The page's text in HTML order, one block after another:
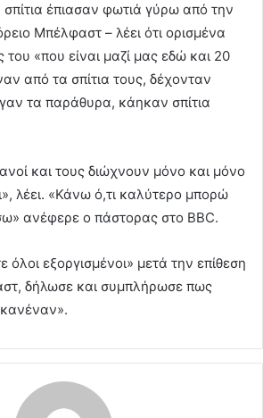
έπιασαν φωτιά γύρω από την
Μπέλφαστ – λέει ότι ορισμένα
του «που είναι μαζί μας εδώ και 20
από τα σπίτια τους, δέχονταν
τα παράθυρα, κάηκαν σπίτια
και τους διώχνουν μόνο και μόνο
λέει. «Κάνω ό,τι καλύτερο μπορώ
ανέφερε ο πάστορας στο BBC.
εξοργισμένοι» μετά την επίθεση
δήλωσε και συμπλήρωσε πως